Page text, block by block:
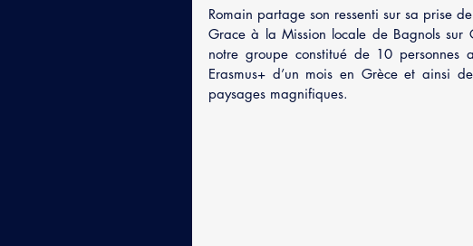
Romain partage son ressenti sur sa prise
Grace à la Mission locale de Bagnols sur
notre groupe constitué de 10
Erasmus+ d’un mois en Grèce et ainsi
paysages magnifiques.